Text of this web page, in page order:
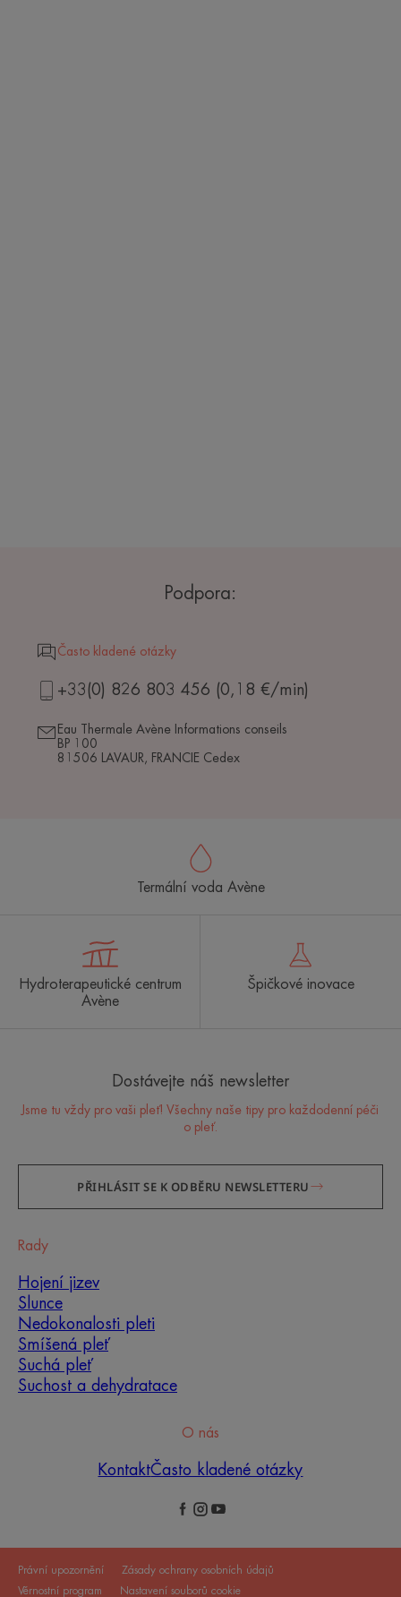
Podpora:
Často kladené otázky
+33(0) 826 803 456 (0,18 €/min)
Eau Thermale Avène Informations conseils
BP 100
81506 LAVAUR, FRANCIE Cedex
Termální voda Avène
Hydroterapeutické centrum
Avène
Špičkové inovace
Dostávejte náš newsletter
Jsme tu vždy pro vaši pleť! Všechny naše tipy pro každodenní péči
o pleť.
PŘIHLÁSIT SE K ODBĚRU NEWSLETTERU
Rady
Hojení jizev
Slunce
Nedokonalosti pleti
Smíšená pleť
Suchá pleť
Suchost a dehydratace
O nás
KontaktČasto kladené otázky
Právní upozornění
Zásady ochrany osobních údajů
Věrnostní program
Nastavení souborů cookie